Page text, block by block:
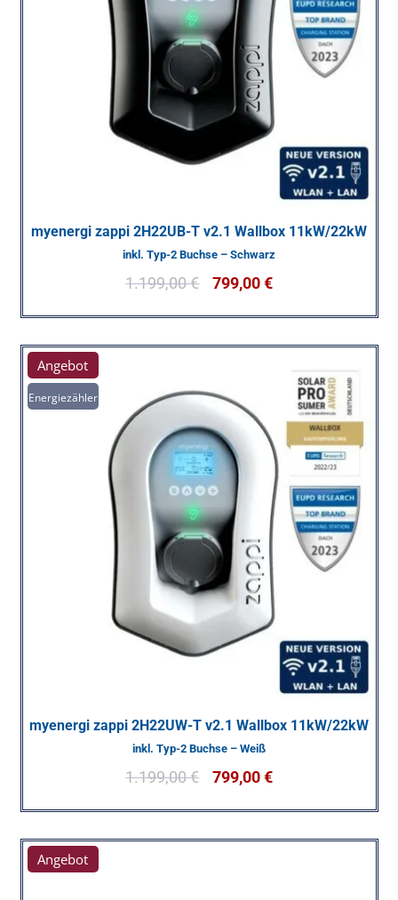
myenergi zappi 2H22UB-T v2.1 Wallbox 11kW/22kW
inkl. Typ-2 Buchse – Schwarz
1.199,00€ 799,00€
Angebot
Energiezähler
myenergi zappi 2H22UW-T v2.1 Wallbox 11kW/22kW
inkl. Typ-2 Buchse – Weiß
1.199,00€ 799,00€
Angebot